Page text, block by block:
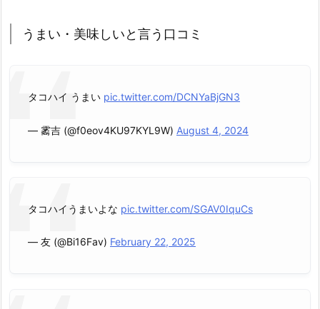
うまい・美味しいと言う口コミ
タコハイ うまい pic.twitter.com/DCNYaBjGN3
— 霱吉 (@f0eov4KU97KYL9W) August 4, 2024
タコハイうまいよな pic.twitter.com/SGAV0IquCs
— 友 (@Bi16Fav) February 22, 2025